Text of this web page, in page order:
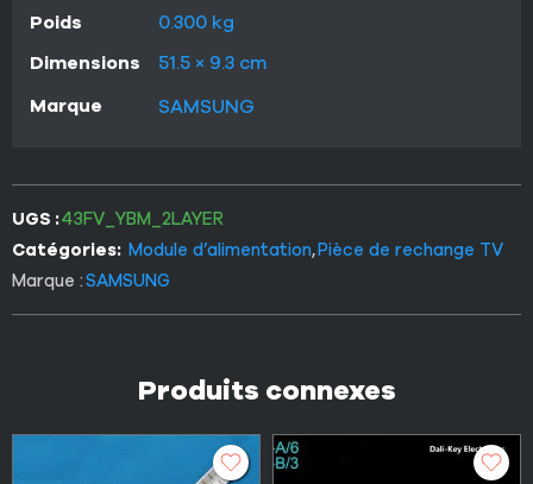
Poids
0.300 kg
Dimensions
51.5 × 9.3 cm
Marque
SAMSUNG
UGS :43FV_YBM_2LAYER
Catégories: Module d’alimentation,Pièce de rechange TV
Marque :SAMSUNG
Produits connexes